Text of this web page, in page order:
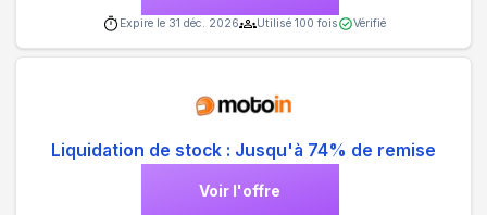
Expire le 31 déc. 2026 Utilisé 100 fois Vérifié
Liquidation de stock : Jusqu'à 74% de remise
Voir l'offre